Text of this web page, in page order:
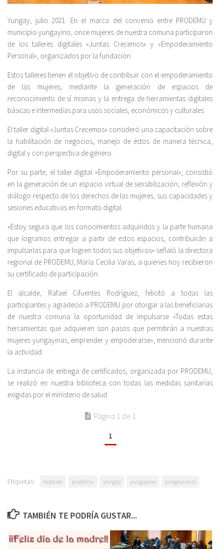
Yungay, julio 2021: En el marco del convenio entre PRODEMU y
municipio yungayino, once mujeres de nuestra comuna participaron
de los talleres digitales «Juntas Crecemos» y «Empoderamiento
Personal», organizados por la fundación.
Estos talleres tienen el objetivo de contribuir con el empoderamiento
de las mujeres, mediante la generación de espacios de
reconocimiento de sí mismas y la entrega de herramientas digitales
básicas e intermedias para usos sociales, económicos y culturales.
El taller digital «Juntas Crecemos» consideró una capacitación sobre
la habilitación de negocios, manejo de éstos de manera técnica,
digital y con perspectiva de género.
Por su parte, el taller digital «Empoderamiento personal», consistió
en la generación de un espacio virtual de sensibilización, reflexión y
diálogo respecto de los derechos de las mujeres, sus capacidades y
sesiones educativas en formato digital.
«Estoy segura que los conocimientos adquiridos y la parte humana
que logramos entregar a partir de estos espacios, contribuirán a
impulsarlas para que logren todos sus objetivos» señaló la directora
regional de PRODEMU, María Cecilia Varas, a quienes hoy recibieron
su certificado de participación.
El alcalde, Rafael Cifuentes Rodríguez, felicitó a todas las
participantes y agradeció a PRODEMU por otorgar a las beneficiarias
de nuestra comuna la oportunidad de impulsarse «Todas estas
herramientas que adquieren son pasos que permitirán a nuestras
mujeres yungayinas, emprender y empoderarse», mencionó durante
la actividad.
La instancia de entrega de certificados, organizada por PRODEMU,
se realizó en nuestra biblioteca con todas las medidas sanitarias
exigidas por el ministerio de salud.
Página 1 de 1
1
Etiquetas: Noticias prodemu yungay yungayino yungayino.cl
TAMBIÉN TE PODRÍA GUSTAR...